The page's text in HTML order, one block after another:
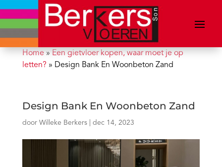
Home» Een gietvloer kopen, waar moet je op
letten? » Design Bank En Woonbeton Zand
Design Bank En Woonbeton Zand
door Willeke Berkers| dec 14, 2023